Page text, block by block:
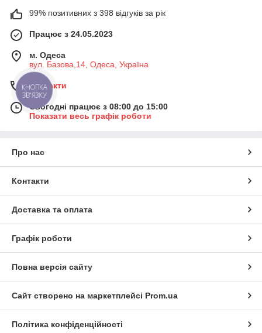
99% позитивних з 398 відгуків за рік
Працює з 24.05.2023
м. Одеса
вул. Базова,14, Одеса, Україна
Контакти
Сьогодні працює з 08:00 до 15:00
Показати весь графік роботи
Про нас
Контакти
Доставка та оплата
Графік роботи
Повна версія сайту
Сайт створено на маркетплейсі Prom.ua
Політика конфіденційності
КНОПКА
ЗВ'ЯЗКУ